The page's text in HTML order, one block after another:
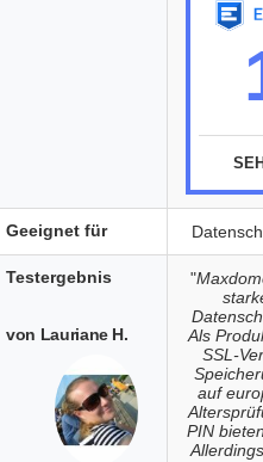
"
Als
SSL-
auf
PIN
Geeignet für
Testergebnis
von Lauriane H.